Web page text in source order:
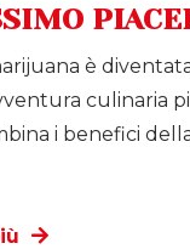
è
culinaria
i benefici